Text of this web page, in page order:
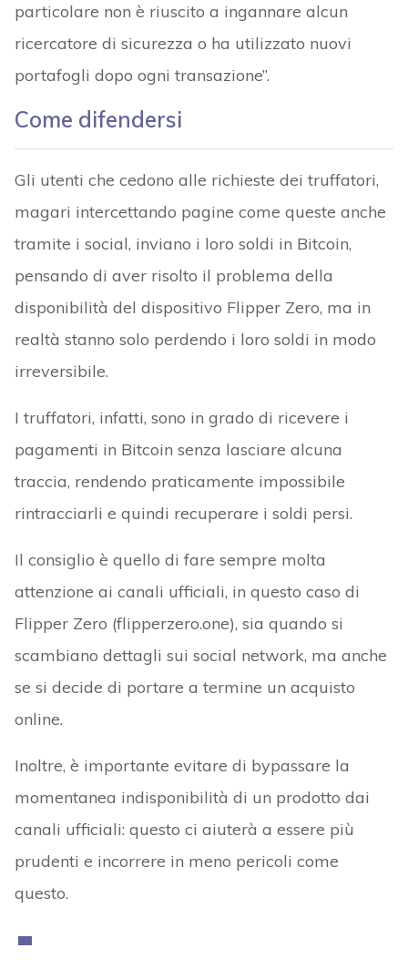
particolare non è riuscito a ingannare alcun
ricercatore di sicurezza o ha utilizzato nuovi
portafogli dopo ogni transazione”.
Come difendersi
Gli utenti che cedono alle richieste dei truffatori,
magari intercettando pagine come queste anche
tramite i social, inviano i loro soldi in Bitcoin,
pensando di aver risolto il problema della
disponibilità del dispositivo Flipper Zero, ma in
realtà stanno solo perdendo i loro soldi in modo
irreversibile.
I truffatori, infatti, sono in grado di ricevere i
pagamenti in Bitcoin senza lasciare alcuna
traccia, rendendo praticamente impossibile
rintracciarli e quindi recuperare i soldi persi.
Il consiglio è quello di fare sempre molta
attenzione ai canali ufficiali, in questo caso di
Flipper Zero (flipperzero.one), sia quando si
scambiano dettagli sui social network, ma anche
se si decide di portare a termine un acquisto
online.
Inoltre, è importante evitare di bypassare la
momentanea indisponibilità di un prodotto dai
canali ufficiali: questo ci aiuterà a essere più
prudenti e incorrere in meno pericoli come
questo.